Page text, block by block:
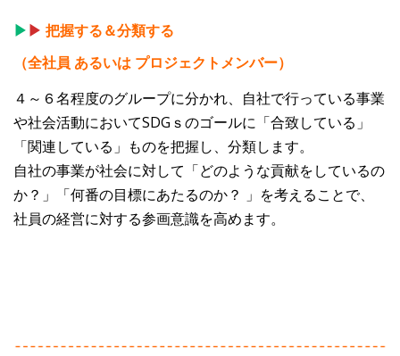
▶ ▶ 把握する＆分類する
（全社員 あるいは プロジェクトメンバー）
４～６名程度のグループに分かれ、自社で行っている事業
や社会活動においてSDGｓのゴールに「合致している」
「関連している」ものを把握し、分類します。
自社の事業が社会に対して「どのような貢献をしているの
か？」「何番の目標にあたるのか？ 」を考えることで、
社員の経営に対する参画意識を高めます。